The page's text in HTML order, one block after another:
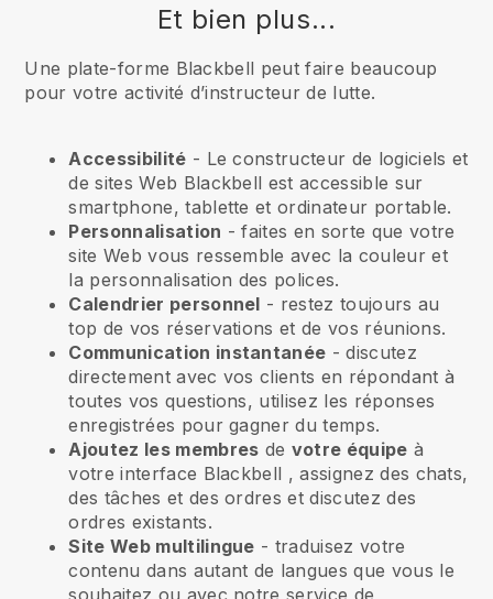
Et bien plus...
Une plate-forme Blackbell peut faire beaucoup
pour votre activité d’instructeur de lutte.
Accessibilité - Le constructeur de logiciels et
de sites Web Blackbell est accessible sur
smartphone, tablette et ordinateur portable.
Personnalisation - faites en sorte que votre
site Web vous ressemble avec la couleur et
la personnalisation des polices.
Calendrier personnel - restez toujours au
top de vos réservations et de vos réunions.
Communication instantanée - discutez
directement avec vos clients en répondant à
toutes vos questions, utilisez les réponses
enregistrées pour gagner du temps.
Ajoutez les membres de votre équipe à
votre interface Blackbell , assignez des chats,
des tâches et des ordres et discutez des
ordres existants.
Site Web multilingue - traduisez votre
contenu dans autant de langues que vous le